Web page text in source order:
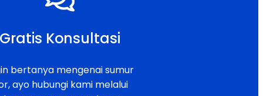
Gratis Konsultasi
bertanya mengenai sumur
ayo hubungi kami melalui